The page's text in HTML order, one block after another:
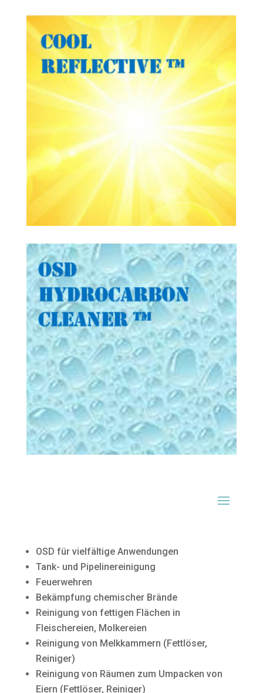
OSD für vielfältige Anwendungen
Tank- und Pipelinereinigung
Feuerwehren
Bekämpfung chemischer Brände
Reinigung von fettigen Flächen in
Fleischereien, Molkereien
Reinigung von Melkkammern (Fettlöser,
Reiniger)
Reinigung von Räumen zum Umpacken von
Eiern (Fettlöser, Reiniger)